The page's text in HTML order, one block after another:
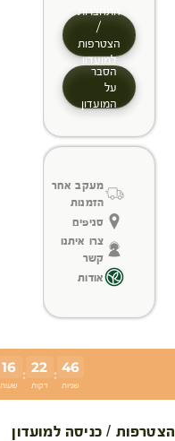
התחברות
/
הצטרפות
למועדון
הסבר
על
המועדון
מעקב אחר
הזמנות
סניפים
צרו איתנו
קשר
אודות
16
שעות
: 22
דקות
: 46
שניות
הצטרפות / כניסה למועדון